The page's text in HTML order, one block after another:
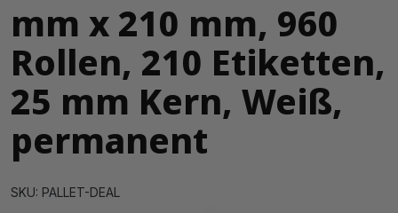
mm x 210 mm, 960
Rollen, 210 Etiketten,
25 mm Kern, Weiß,
permanent
SKU: PALLET-DEAL